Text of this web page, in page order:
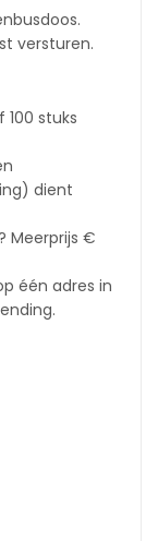
versturen.
stuks
dient
Meerprijs €
één adres in